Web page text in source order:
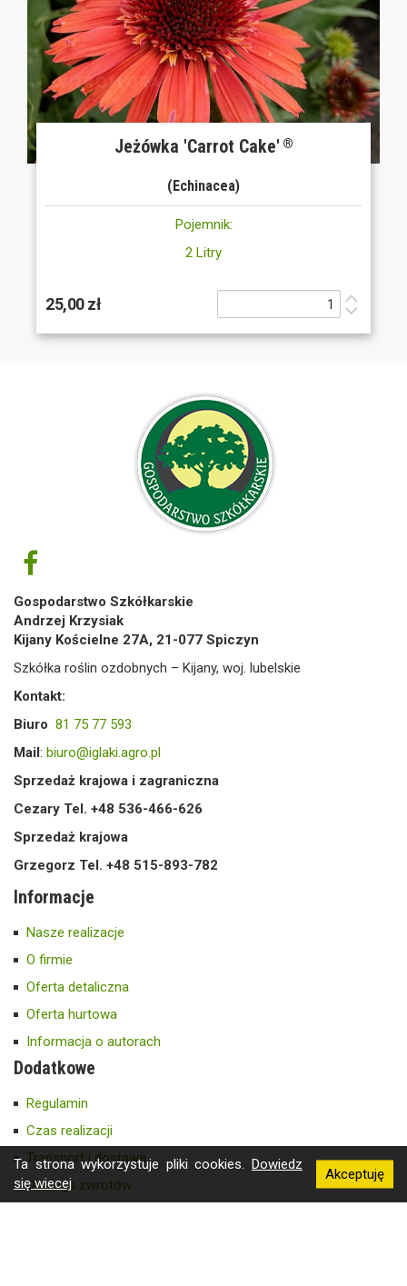
Jeżówka 'Carrot Cake' ®
(Echinacea)
Pojemnik:
2 Litry
25,00 zł
Gospodarstwo Szkółkarskie
Andrzej Krzysiak
Kijany Kościelne 27A, 21-077 Spiczyn
Szkółka roślin ozdobnych – Kijany, woj. lubelskie
Kontakt:
Biuro 81 75 77 593
Mail : biuro@iglaki.agro.pl
Sprzedaż krajowa i zagraniczna
Cezary Tel. +48 536-466-626
Sprzedaż krajowa
Grzegorz Tel. +48 515-893-782
Informacje
Nasze realizacje
O firmie
Oferta detaliczna
Oferta hurtowa
Informacja o autorach
Dodatkowe
Regulamin
Czas realizacji
Transport i dostawa
Obsługa zwrotów
Ta strona wykorzystuje pliki cookies. Dowiedz
się wiecej
Akceptuję